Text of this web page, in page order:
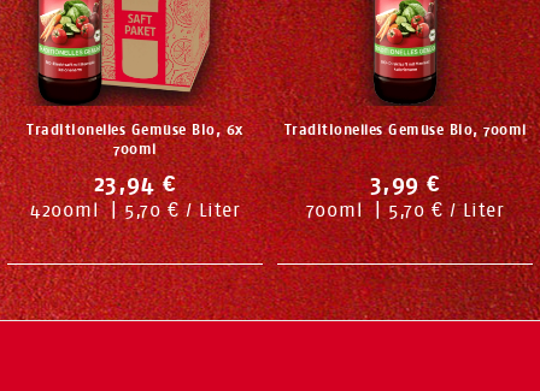
Traditionelles Gemüse Bio, 6x
700ml
23,94 €
4200 ml | 5,70 € / Liter
Traditionelles Gemüse Bio, 700ml
3,99 €
700 ml | 5,70 € / Liter